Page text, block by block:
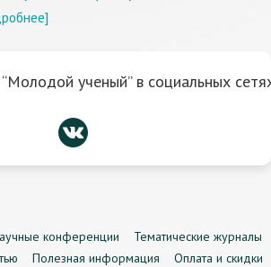
ученый” в социальных
конференции
Тематические журналы
Полезная информация
Оплата и скидки